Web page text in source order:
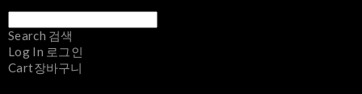
Search 검색
Log In 로그인
Cart장바구니